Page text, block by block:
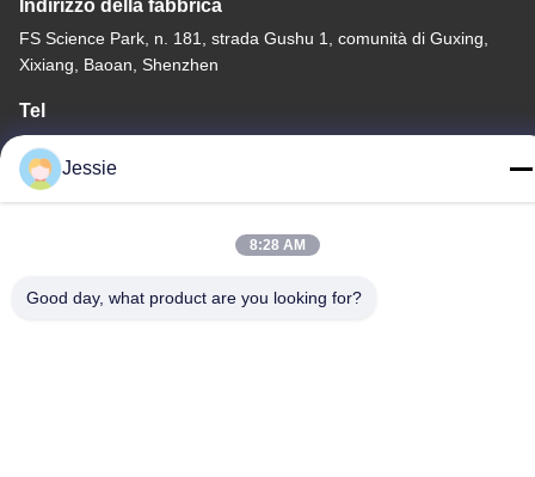
Indirizzo della fabbrica
FS Science Park, n. 181, strada Gushu 1, comunità di Guxing,
Xixiang, Baoan, Shenzhen
Tel
86-0755-22300563
Jessie
8:28 AM
Good day, what product are you looking for?